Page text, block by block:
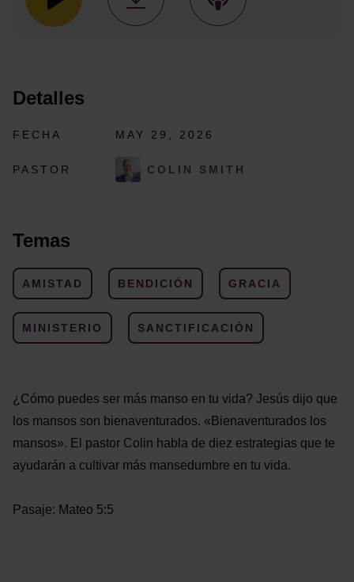
Detalles
FECHA MAY 29, 2026
PASTOR COLIN SMITH
Temas
AMISTAD BENDICIÓN GRACIA
MINISTERIO SANCTIFICACIÓN
¿Cómo puedes ser más manso en tu vida? Jesús dijo que
los mansos son bienaventurados. «Bienaventurados los
mansos». El pastor Colin habla de diez estrategias que te
ayudarán a cultivar más mansedumbre en tu vida.
Pasaje: Mateo 5:5